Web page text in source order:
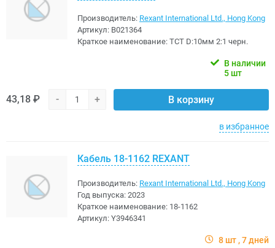
Производитель: Rexant International Ltd., Hong Kong
Артикул: B021364
Краткое наименование: TCT D:10мм 2:1 черн.
В наличии
5 шт
43,18 ₽ - + В корзину
в избранное
Кабель 18-1162 REXANT
Производитель: Rexant International Ltd., Hong Kong
Год выпуска: 2023
Краткое наименование: 18-1162
Артикул: Y3946341
8 шт 7 дней